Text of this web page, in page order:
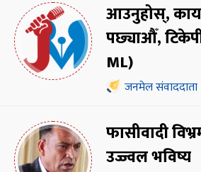
आउनुहोस्,
पछ्याऔँ,
ML)
जनमेल संवाददाता
फासीवादी
उज्ज्वल भविष्य